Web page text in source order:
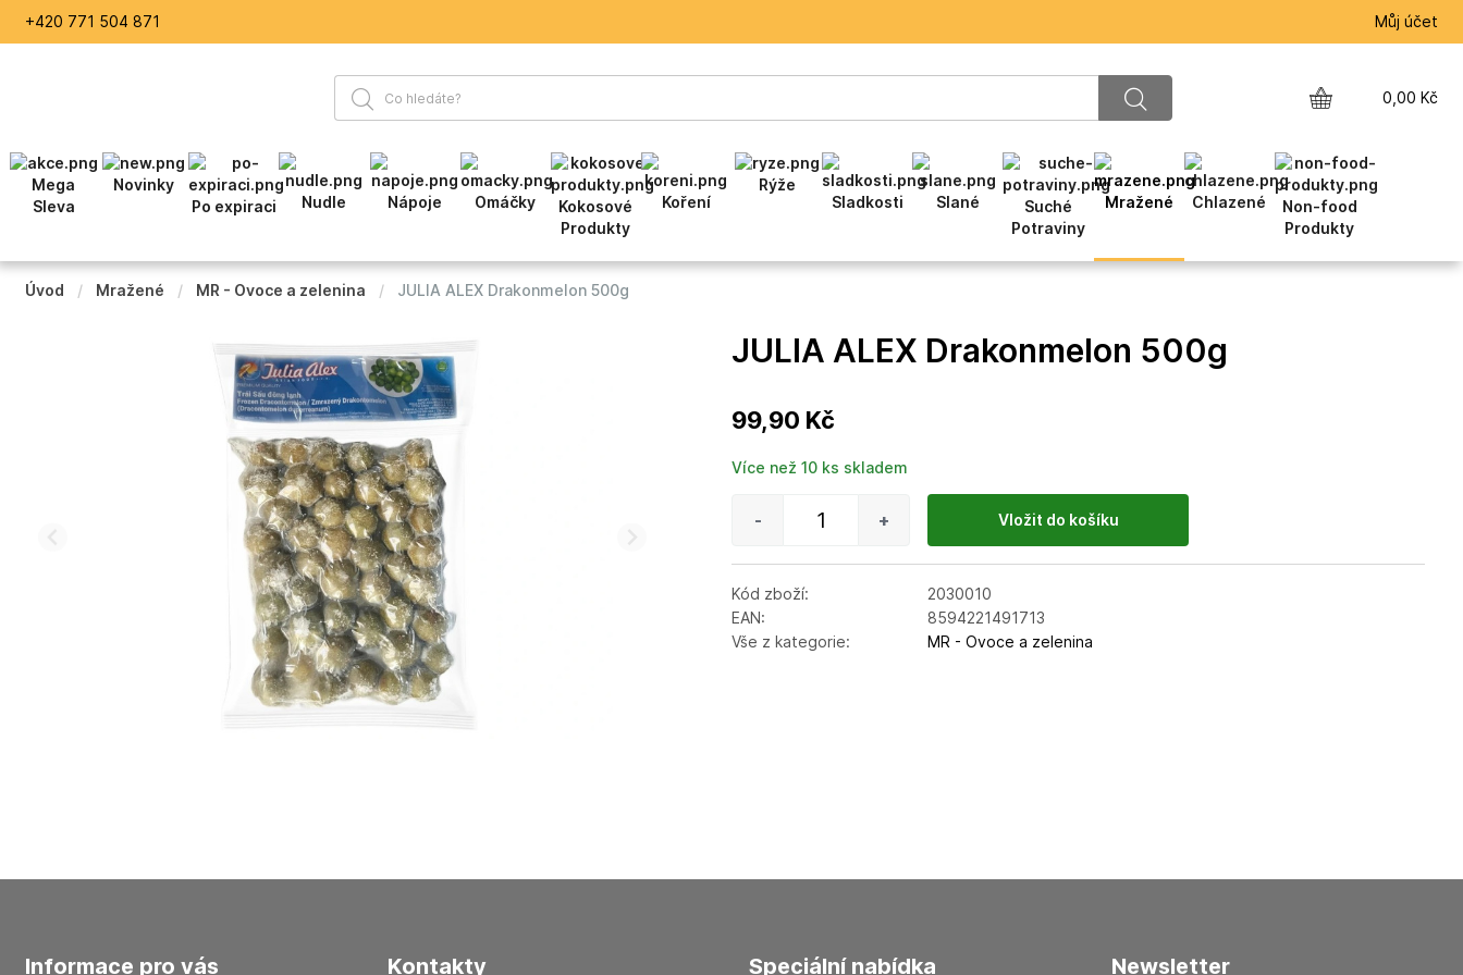
JULIA ALEX Drakonmelon 500g
99,90 Kč
Více než 10 ks skladem
- +
Kód zboží:
2030010
EAN:
8594221491713
Vše z kategorie:
MR - Ovoce a zelenina
0,00 Kč
+420 771 504 871 Můj účet
Úvod Mražené MR - Ovoce a zelenina JULIA ALEX Drakonmelon 500g
Mega
Sleva
Novinky
Po expiraci
Nudle Nápoje Omáčky
Kokosové
Produkty
Koření
Rýže
Sladkosti
Slané
Suché
Potraviny
Mražené Chlazené
Non-food
Produkty
informace pro vás kontakty speciální nabídka newsletter